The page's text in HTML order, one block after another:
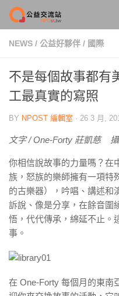
Skip to content
NEWS / 公益好夥伴 / 國際
不是每個故事都有
工最真實的寫照
BY NPOST 編輯室 · 26 3 月,
文字 / One-Forty 莊凱慈
你相信說故事的力量嗎？在
族，怒族的樂師擁有一項特
的古樂器），吟唱、講述和
訴說、像是分享，在餘音圍
悟，代代傳承，綿延不止。
事。
在 One-Forty 每個月的東南